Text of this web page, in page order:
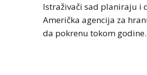
Istraživači sad planiraju i
Američka agencija za
da pokrenu tokom godine.